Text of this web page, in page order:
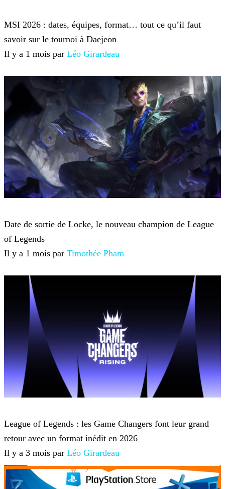
MSI 2026 : dates, équipes, format… tout ce qu’il faut
savoir sur le tournoi à Daejeon
Il y a 1 mois par Léo Girardeau
Date de sortie de Locke, le nouveau champion de League
of Legends
Il y a 1 mois par Timothée Pham
League of Legends : les Game Changers font leur grand
retour avec un format inédit en 2026
Il y a 3 mois par Léo Girardeau